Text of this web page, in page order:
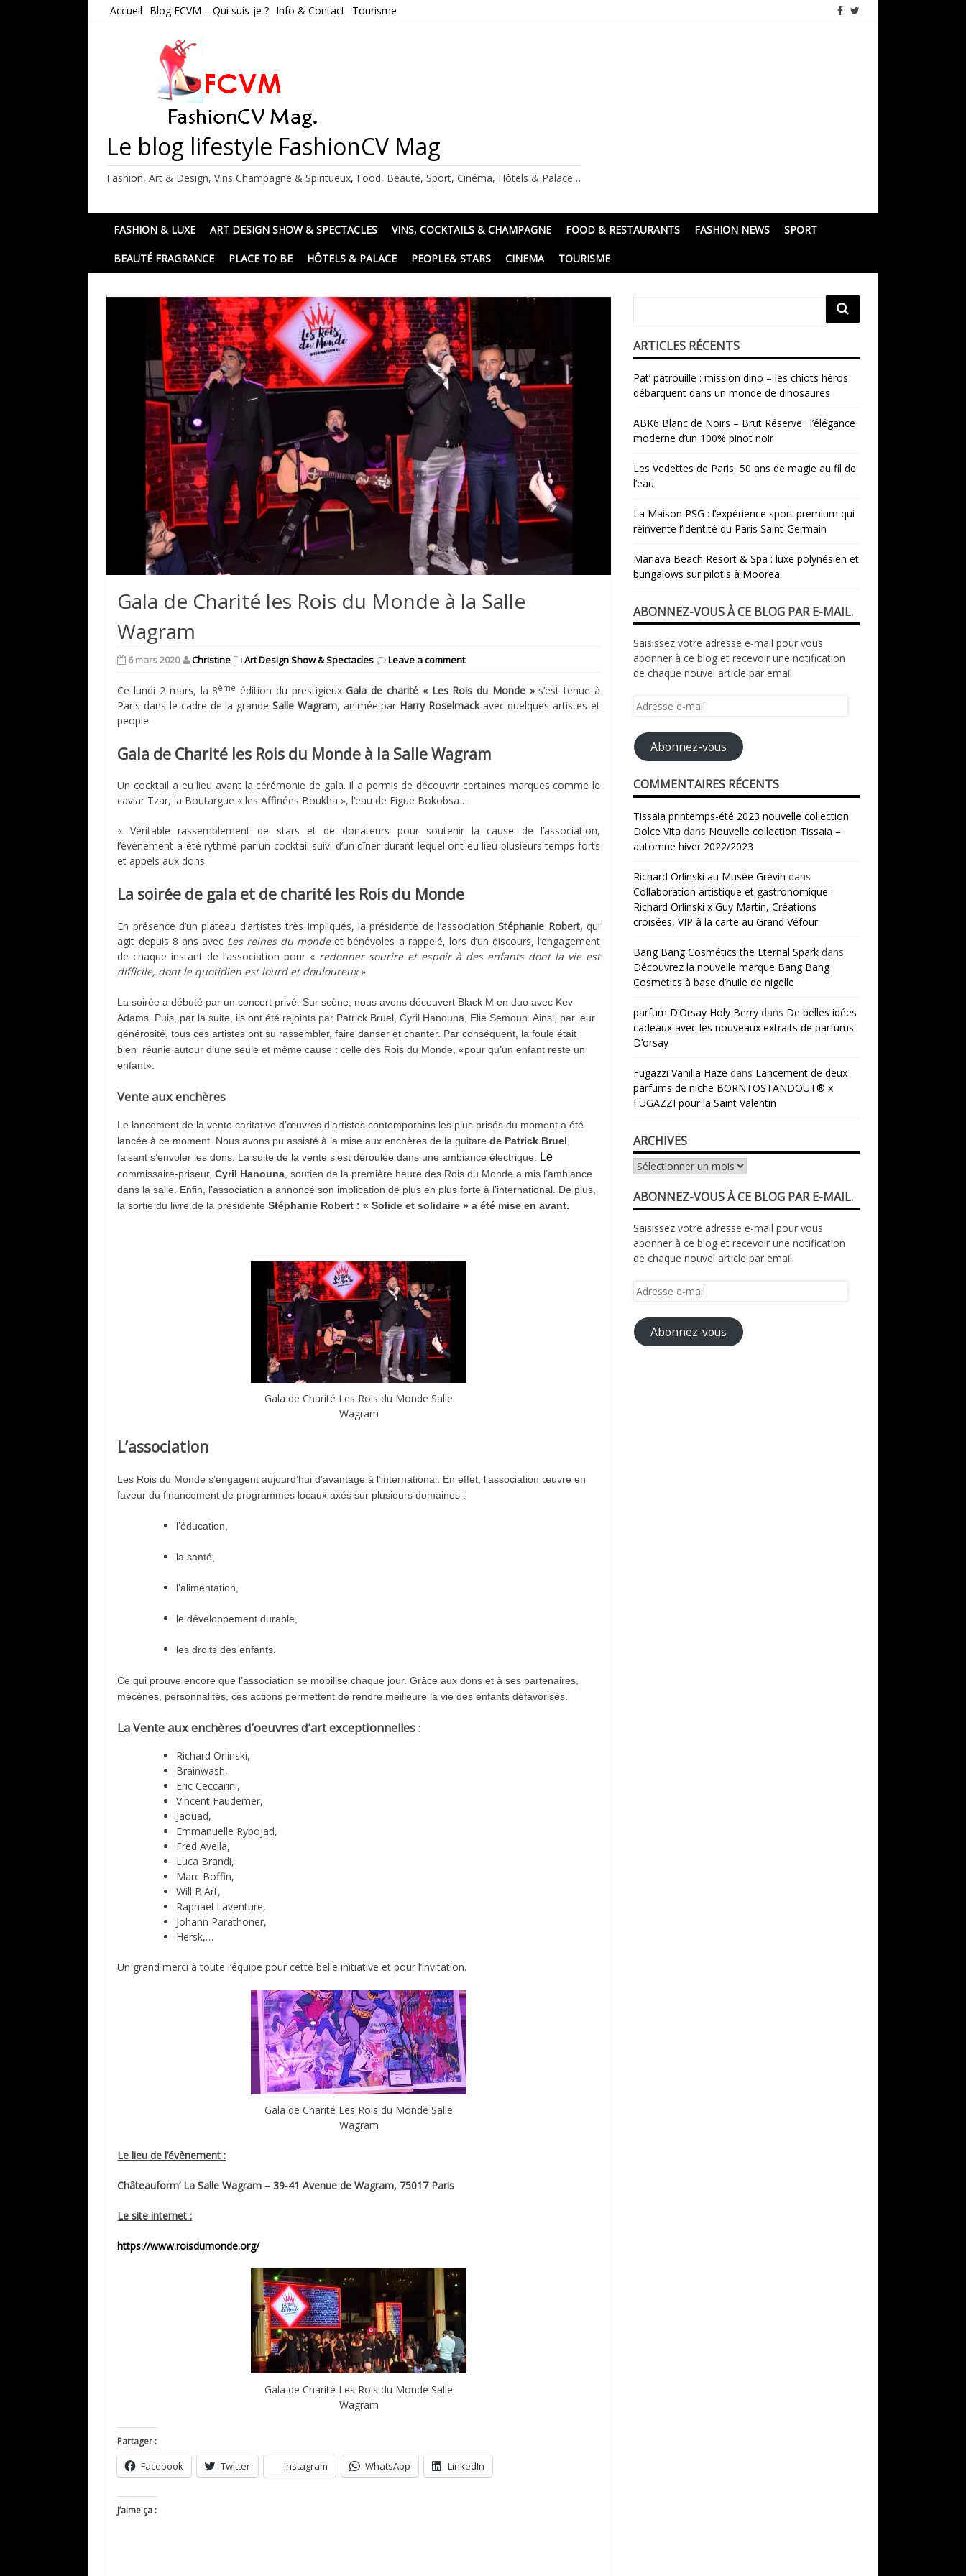
Accueil Blog FCVM – Qui suis-je ? Info & Contact Tourisme
Le blog lifestyle FashionCV Mag
Fashion, Art & Design, Vins Champagne & Spiritueux, Food, Beauté, Sport, Cinéma, Hôtels & Palace…
FASHION & LUXE ART DESIGN SHOW & SPECTACLES VINS, COCKTAILS & CHAMPAGNE FOOD & RESTAURANTS FASHION NEWS SPORT
BEAUTÉ FRAGRANCE PLACE TO BE HÔTELS & PALACE PEOPLE& STARS CINEMA TOURISME
Gala de Charité les Rois du Monde à la Salle
Wagram
6 mars 2020 Christine Art Design Show & Spectacles Leave a comment
Ce lundi 2 mars, la 8ème édition du prestigieuxGala de charité « Les Rois du Monde »s’est tenue à
Paris dans le cadre de la grande Salle Wagram, animée par Harry Roselmackavec quelques artistes et
people.
Gala de Charité les Rois du Monde à la Salle Wagram
Un cocktail a eu lieu avant la cérémonie de gala. Il a permis de découvrir certaines marques comme le
caviar Tzar, la Boutargue « les Affinées Boukha », l’eau de Figue Bokobsa …
« Véritable rassemblement de stars et de donateurs pour soutenir la cause de l’association,
l’événement a été rythmé par un cocktail suivi d’un dîner durant lequel ont eu lieu plusieurs temps forts
et appels aux dons.
La soirée de gala et de charité les Rois du Monde
En présence d’un plateau d’artistes très impliqués, la présidente de l’associationStéphanie Robert, qui
agit depuis 8 ans avec Les reines du mondeet bénévoles a rappelé, lors d’un discours, l’engagement
de chaque instant de l’association pour « redonner sourire et espoir à des enfants dont la vie est
difficile, dont le quotidien est lourd et douloureux».
La soirée a débuté par un concert privé. Sur scène, nous avons découvert Black M en duo avec Kev
Adams. Puis, par la suite, ils ont été rejoints par Patrick Bruel, Cyril Hanouna, Elie Semoun.Ainsi, par leur
générosité, tous ces artistes ont su rassembler, faire danser et chanter. Par conséquent, la foule était
bien réunie autour d’une seule et même cause : celledes Rois du Monde , «pour qu’un enfant reste un
enfant».
Vente aux enchères
Le lancement de la vente caritative d’œuvres d’artistes contemporains les plus prisés du moment a été
lancée à ce moment. Nous avons pu assisté à la mise aux enchères de la guitarede Patrick Bruel
faisant s’envoler les dons. La suite de la vente s’est déroulée dans une ambiance électrique.
Le
commissaire-priseur, Cyril Hanouna , soutien de la première heure des Rois du Mondea mis l’ambiance
dans la salle. Enfin, l’association a annoncé son implication de plus en plus forte à l’international. De plus,
la sortie du livre de la présidenteStéphanie Robert : « Solide et solidaire »a été mise en avant.
Gala de Charité Les Rois du Monde Salle
Wagram
L’association
Les Rois du Monde s’engagent aujourd’hui d’avantage à l’international. En effet, l’association œuvre en
faveur du financement de programmes locaux axés sur plusieurs domaines :
l’éducation,
la santé,
l’alimentation,
le développement durable,
les droits des enfants.
Ce qui prouve encore que l’association se mobilise chaque jour. Grâce aux dons et à ses partenaires,
mécènes, personnalités, ces actions permettent de rendre meilleure la vie des enfants défavorisés.
La Vente aux enchères d’oeuvres d’art exceptionnelles:
Richard Orlinski,
Brainwash,
Eric Ceccarini,
Vincent Faudemer,
Jaouad,
Emmanuelle Rybojad,
Fred Avella,
Luca Brandi,
Marc Boffin,
Will B.Art,
Raphael Laventure,
Johann Parathoner,
Hersk,…
Un grand merci à toute l’équipe pour cette belle initiative et pour l’invitation.
Gala de Charité Les Rois du Monde Salle
Wagram
Le lieu de l’évènement :
Châteauform’ La Salle Wagram – 39-41 Avenue de Wagram, 75017 Paris
Le site internet :
https://www.roisdumonde.org/
Gala de Charité Les Rois du Monde Salle
Wagram
Partager :
Facebook Twitter Instagram WhatsApp LinkedIn
J’aime ça :
ARTICLES RÉCENTS
Pat’ patrouille : mission dino – les chiots héros
débarquent dans un monde de dinosaures
ABK6 Blanc de Noirs – Brut Réserve : l’élégance
moderne d’un 100% pinot noir
Les Vedettes de Paris, 50 ans de magie au fil de
l’eau
La Maison PSG : l’expérience sport premium qui
réinvente l’identité du Paris Saint‑Germain
Manava Beach Resort & Spa : luxe polynésien et
bungalows sur pilotis à Moorea
ABONNEZ-VOUS À CE BLOG PAR E-MAIL.
Saisissez votre adresse e-mail pour vous
abonner à ce blog et recevoir une notification
de chaque nouvel article par email.
Adresse
mail
Abonnez-vous
COMMENTAIRES RÉCENTS
Tissaia printemps-été 2023 nouvelle collection
Dolce Vita dans Nouvelle collection Tissaia –
automne hiver 2022/2023
Richard Orlinski au Musée Grévin dans
Collaboration artistique et gastronomique :
Richard Orlinski x Guy Martin, Créations
croisées, VIP à la carte au Grand Véfour
Bang Bang Cosmétics the Eternal Spark dans
Découvrez la nouvelle marque Bang Bang
Cosmetics à base d’huile de nigelle
parfum D’Orsay Holy Berry dans De belles idées
cadeaux avec les nouveaux extraits de parfums
D’orsay
Fugazzi Vanilla Haze dans Lancement de deux
parfums de niche BORNTOSTANDOUT® x
FUGAZZI pour la Saint Valentin
ARCHIVES
Archives
ABONNEZ-VOUS À CE BLOG PAR E-MAIL.
Saisissez votre adresse e-mail pour vous
abonner à ce blog et recevoir une notification
de chaque nouvel article par email.
Adresse
mail
Abonnez-vous